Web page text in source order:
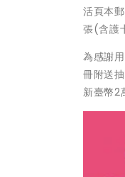
活頁本
張(含護
為感謝
冊附送
新臺幣2